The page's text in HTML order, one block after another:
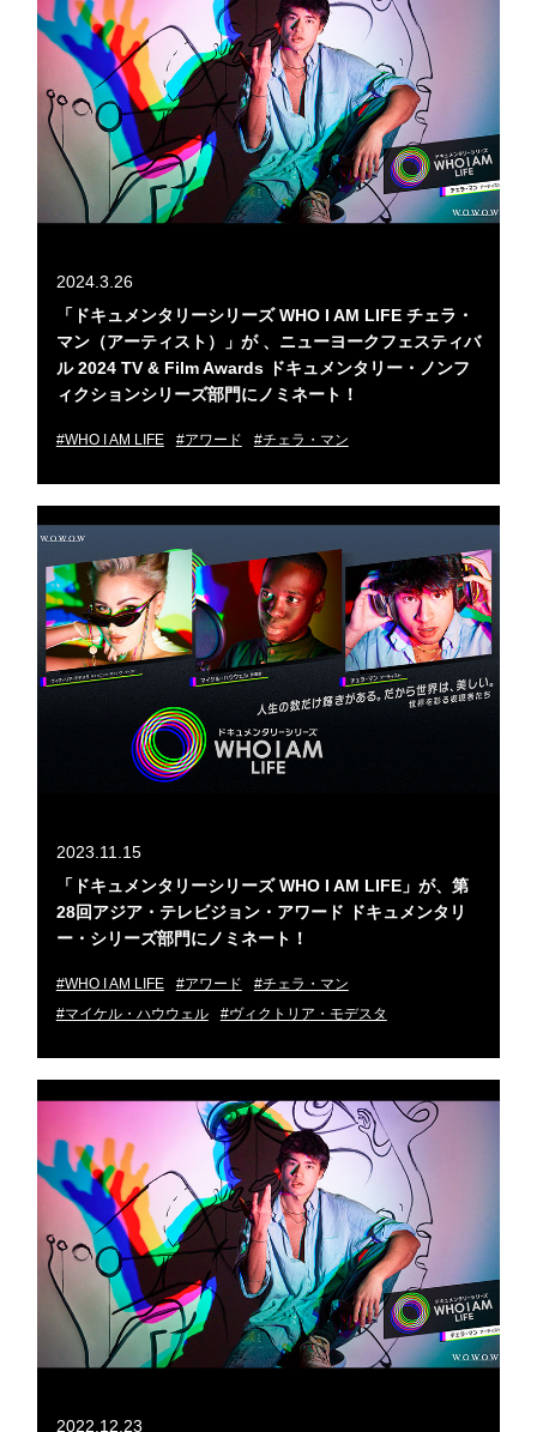
2024.3.26
「ドキュメンタリーシリーズ WHO I AM LIFE チェラ・
マン（アーティスト）」が 、ニューヨークフェスティバ
ル 2024 TV & Film Awards ドキュメンタリー・ノンフ
ィクションシリーズ部門にノミネート！
#WHO I AM LIFE #アワード #チェラ・マン
2023.11.15
「ドキュメンタリーシリーズ WHO I AM LIFE」が、第
28回アジア・テレビジョン・アワード ドキュメンタリ
ー・シリーズ部門にノミネート！
#WHO I AM LIFE #アワード
#チェラ・マン
#マイケル・ハウウェル
#ヴィクトリア・モデスタ
2022.12.23